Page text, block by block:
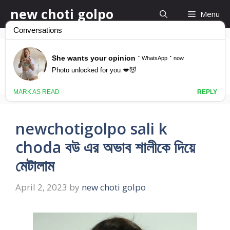
to
content
new choti golpo Menu
bangla choti sali
newchotigolpo sali k
choda বউ এর অভাব শালীকে দিয়ে
মেটালাম
April 2, 2023 by new choti golpo